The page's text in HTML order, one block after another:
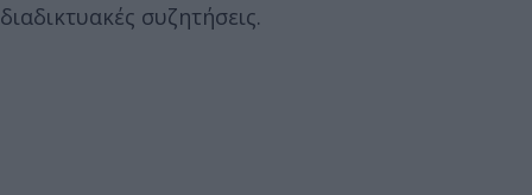
διαδικτυακές συζητήσεις.